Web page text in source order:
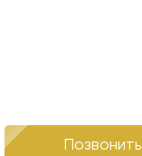
Позвонить